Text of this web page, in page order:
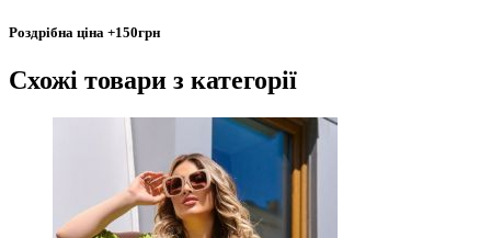
Роздрібна ціна +150грн
Схожі товари з категорії